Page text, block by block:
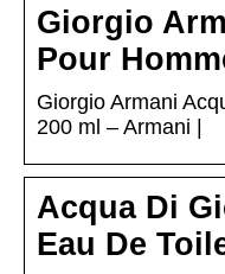
Giorgio
Pour
Giorgio Armani
200 ml – Armani |
Acqua Di
Eau De